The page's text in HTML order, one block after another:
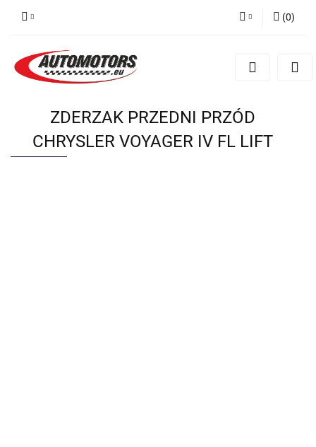
Zarejestruj się
(0)
ZDERZAK PRZEDNI PRZÓD
CHRYSLER VOYAGER IV FL LIFT